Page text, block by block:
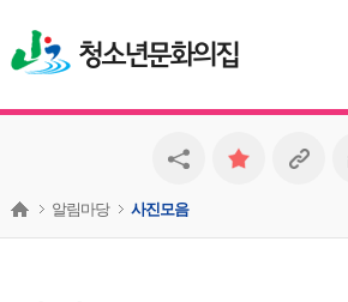
청소년문화의집
알림마당 사진모음